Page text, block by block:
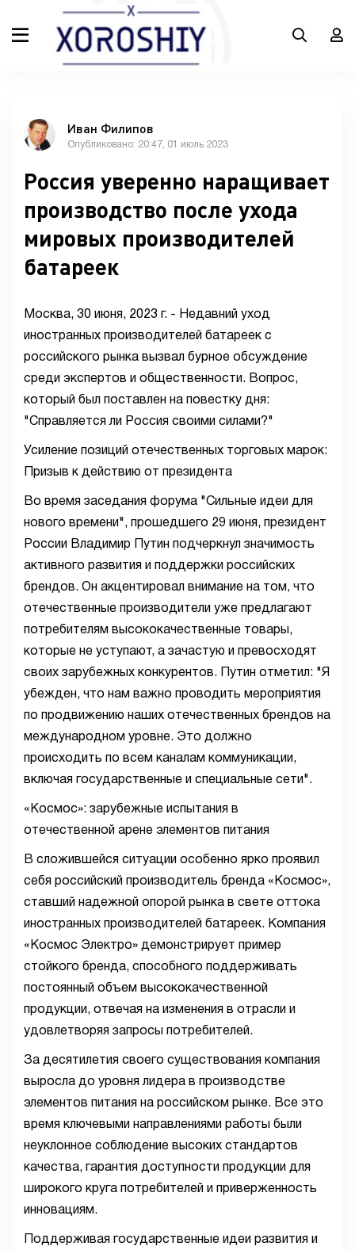
Иван Филипов
Опубликовано: 20:47, 01 июль 2023
Россия уверенно наращивает
производство после ухода
мировых производителей
батареек
Москва, 30 июня, 2023 г. - Недавний уход
иностранных производителей батареек с
российского рынка вызвал бурное обсуждение
среди экспертов и общественности. Вопрос,
который был поставлен на повестку дня:
"Справляется ли Россия своими силами?"
Усиление позиций отечественных торговых марок:
Призыв к действию от президента
Во время заседания форума "Сильные идеи для
нового времени", прошедшего 29 июня, президент
России Владимир Путин подчеркнул значимость
активного развития и поддержки российских
брендов. Он акцентировал внимание на том, что
отечественные производители уже предлагают
потребителям высококачественные товары,
которые не уступают, а зачастую и превосходят
своих зарубежных конкурентов. Путин отметил: "Я
убежден, что нам важно проводить мероприятия
по продвижению наших отечественных брендов на
международном уровне. Это должно
происходить по всем каналам коммуникации,
включая государственные и специальные сети".
«Космос»: зарубежные испытания в
отечественной арене элементов питания
В сложившейся ситуации особенно ярко проявил
себя российский производитель бренда «Космос»,
ставший надежной опорой рынка в свете оттока
иностранных производителей батареек. Компания
«Космос Электро» демонстрирует пример
стойкого бренда, способного поддерживать
постоянный объем высококачественной
продукции, отвечая на изменения в отрасли и
удовлетворяя запросы потребителей.
За десятилетия своего существования компания
выросла до уровня лидера в производстве
элементов питания на российском рынке. Все это
время ключевыми направлениями работы были
неуклонное соблюдение высоких стандартов
качества, гарантия доступности продукции для
широкого круга потребителей и приверженность
инновациям.
Поддерживая государственные идеи развития и